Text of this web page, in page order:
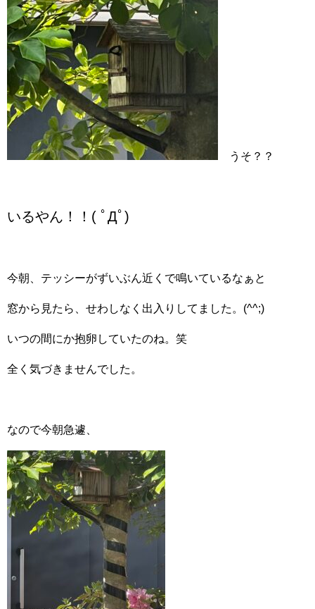
うそ？？
いるやん！！( ﾟДﾟ)
今朝、テッシーがずいぶん近くで鳴いているなぁと
窓から見たら、せわしなく出入りしてました。(^^;)
いつの間にか抱卵していたのね。笑
全く気づきませんでした。
なので今朝急遽、